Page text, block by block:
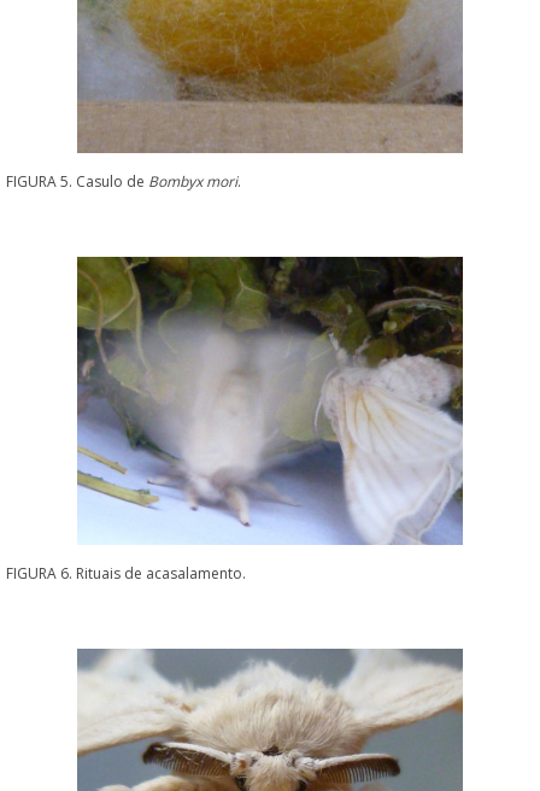
FIGURA 5. Casulo de Bombyx mori.
FIGURA 6. Rituais de acasalamento.